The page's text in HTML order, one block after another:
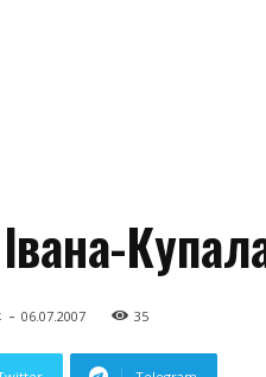
- 06.07.2007 35